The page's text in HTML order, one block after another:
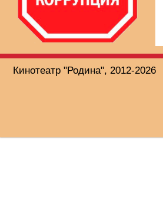
Кинотеатр "Родина", 2012-2026